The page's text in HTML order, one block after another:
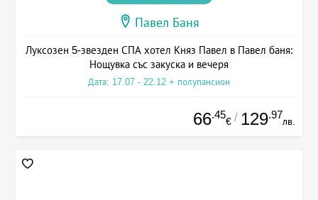
Павел Баня
Луксозен 5-звезден СПА хотел Княз Павел в Павел баня:
Нощувка със закуска и вечеря
Дата: 17.07 - 22.12 + полупансион
66.45
€ / 129.97
лв.